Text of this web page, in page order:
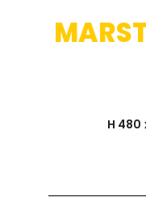
H 480